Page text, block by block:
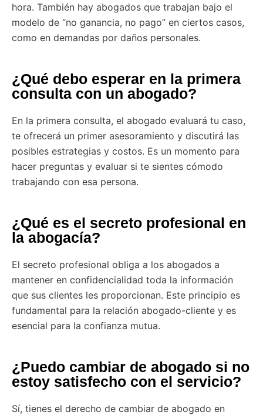
hora. También hay abogados que trabajan bajo el
modelo de “no ganancia, no pago” en ciertos casos,
como en demandas por daños personales.
¿Qué debo esperar en la primera
consulta con un abogado?
En la primera consulta, el abogado evaluará tu caso,
te ofrecerá un primer asesoramiento y discutirá las
posibles estrategias y costos. Es un momento para
hacer preguntas y evaluar si te sientes cómodo
trabajando con esa persona.
¿Qué es el secreto profesional en
la abogacía?
El secreto profesional obliga a los abogados a
mantener en confidencialidad toda la información
que sus clientes les proporcionan. Este principio es
fundamental para la relación abogado-cliente y es
esencial para la confianza mutua.
¿Puedo cambiar de abogado si no
estoy satisfecho con el servicio?
Sí, tienes el derecho de cambiar de abogado en